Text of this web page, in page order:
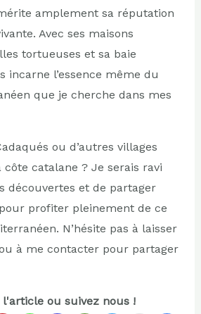
amplement sa réputation
Avec ses maisons
tortueuses et sa baie
incarne l’essence même du
que je cherche dans mes
ou d’autres villages
catalane ? Je serais ravi
découvertes et de partager
profiter pleinement de ce
N’hésite pas à laisser
à me contacter pour partager
l'article ou suivez nous !